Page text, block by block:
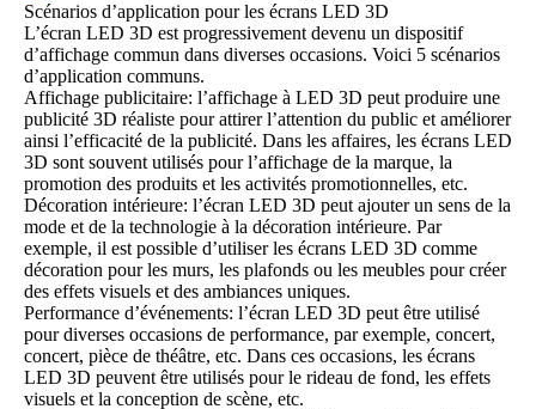
Scénarios d’application pour les écrans LED 3D
L’écran LED 3D est progressivement devenu un dispositif
d’affichage commun dans diverses occasions. Voici 5 scénarios
d’application communs.
Affichage publicitaire: l’affichage à LED 3D peut produire une
publicité 3D réaliste pour attirer l’attention du public et améliorer
ainsi l’efficacité de la publicité. Dans les affaires, les écrans LED
3D sont souvent utilisés pour l’affichage de la marque, la
promotion des produits et les activités promotionnelles, etc.
Décoration intérieure: l’écran LED 3D peut ajouter un sens de la
mode et de la technologie à la décoration intérieure. Par
exemple, il est possible d’utiliser les écrans LED 3D comme
décoration pour les murs, les plafonds ou les meubles pour créer
des effets visuels et des ambiances uniques.
Performance d’événements: l’écran LED 3D peut être utilisé
pour diverses occasions de performance, par exemple, concert,
concert, pièce de théâtre, etc. Dans ces occasions, les écrans
LED 3D peuvent être utilisés pour le rideau de fond, les effets
visuels et la conception de scène, etc.